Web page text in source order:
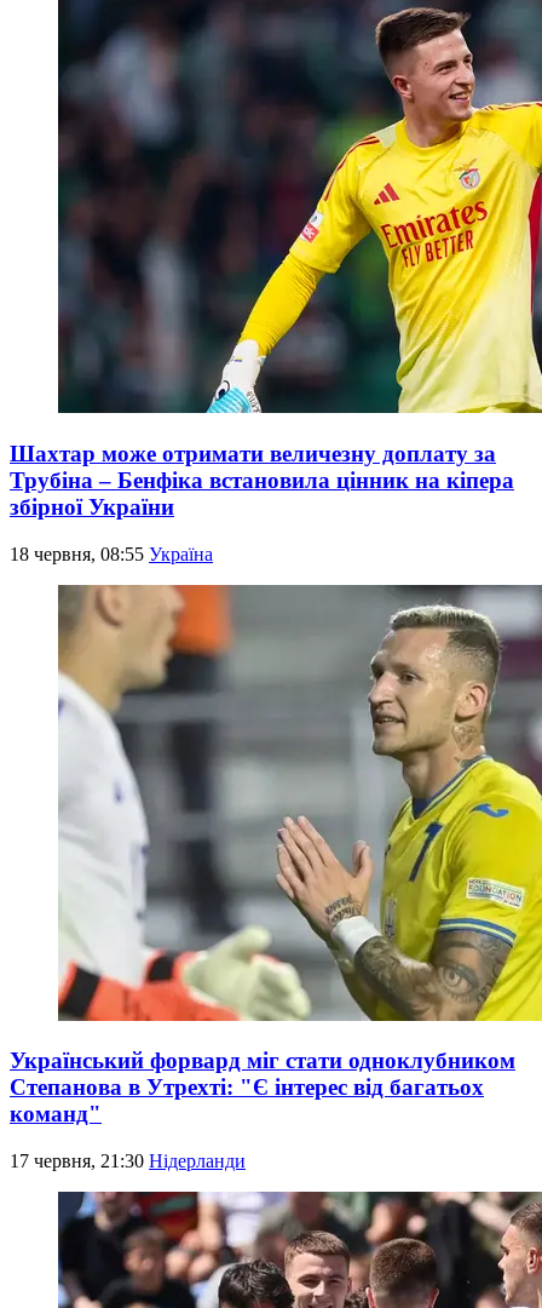
Шахтар може отримати величезну доплату за
Трубіна – Бенфіка встановила цінник на кіпера
збірної України
18 червня, 08:55 Україна
Український форвард міг стати одноклубником
Степанова в Утрехті: "Є інтерес від багатьох
команд"
17 червня, 21:30 Нідерланди